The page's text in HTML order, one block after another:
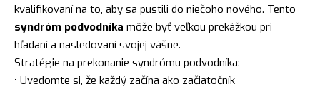
kvalifikovaní na to, aby sa pustili do niečoho nového. Tento
syndróm podvodníka môže byť veľkou prekážkou pri
hľadaní a nasledovaní svojej vášne.
Stratégie na prekonanie syndrómu podvodníka:
• Uvedomte si, že každý začína ako začiatočník